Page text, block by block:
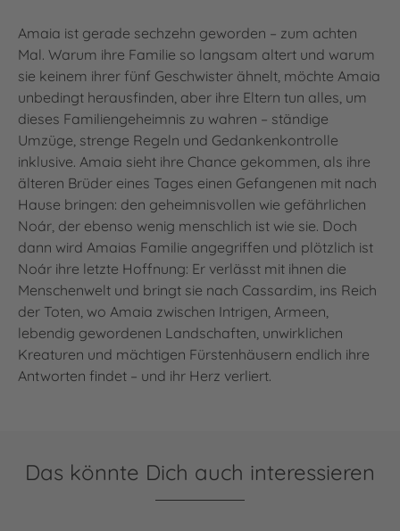
Amaia ist gerade sechzehn geworden – zum achten
Mal. Warum ihre Familie so langsam altert und warum
sie keinem ihrer fünf Geschwister ähnelt, möchte Amaia
unbedingt herausfinden, aber ihre Eltern tun alles, um
dieses Familiengeheimnis zu wahren – ständige
Umzüge, strenge Regeln und Gedankenkontrolle
inklusive. Amaia sieht ihre Chance gekommen, als ihre
älteren Brüder eines Tages einen Gefangenen mit nach
Hause bringen: den geheimnisvollen wie gefährlichen
Noár, der ebenso wenig menschlich ist wie sie. Doch
dann wird Amaias Familie angegriffen und plötzlich ist
Noár ihre letzte Hoffnung: Er verlässt mit ihnen die
Menschenwelt und bringt sie nach Cassardim, ins Reich
der Toten, wo Amaia zwischen Intrigen, Armeen,
lebendig gewordenen Landschaften, unwirklichen
Kreaturen und mächtigen Fürstenhäusern endlich ihre
Antworten findet – und ihr Herz verliert.
Das könnte Dich auch interessieren